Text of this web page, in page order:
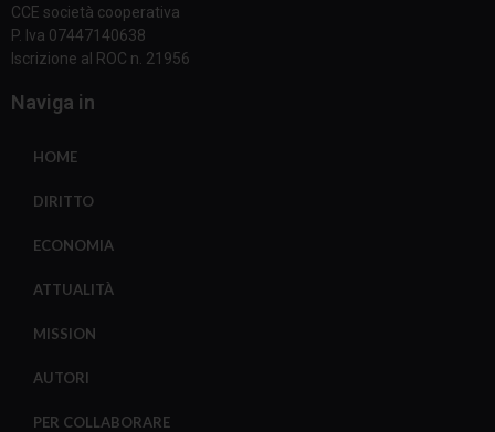
CCE società cooperativa
P. Iva 07447140638
Iscrizione al ROC n. 21956
Naviga in
HOME
DIRITTO
ECONOMIA
ATTUALITÀ
MISSION
AUTORI
PER COLLABORARE